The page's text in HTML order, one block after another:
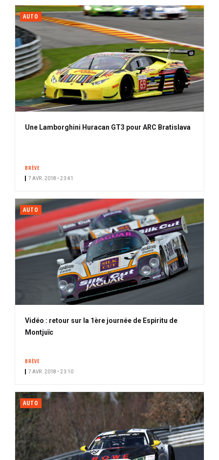
AUTO
Une Lamborghini Huracan GT3 pour ARC Bratislava
BRÈVE
7 AVR. 2018 • 23:41
AUTO
Vidéo : retour sur la 1ère journée de Espiritu de
Montjuïc
BRÈVE
7 AVR. 2018 • 23:10
AUTO